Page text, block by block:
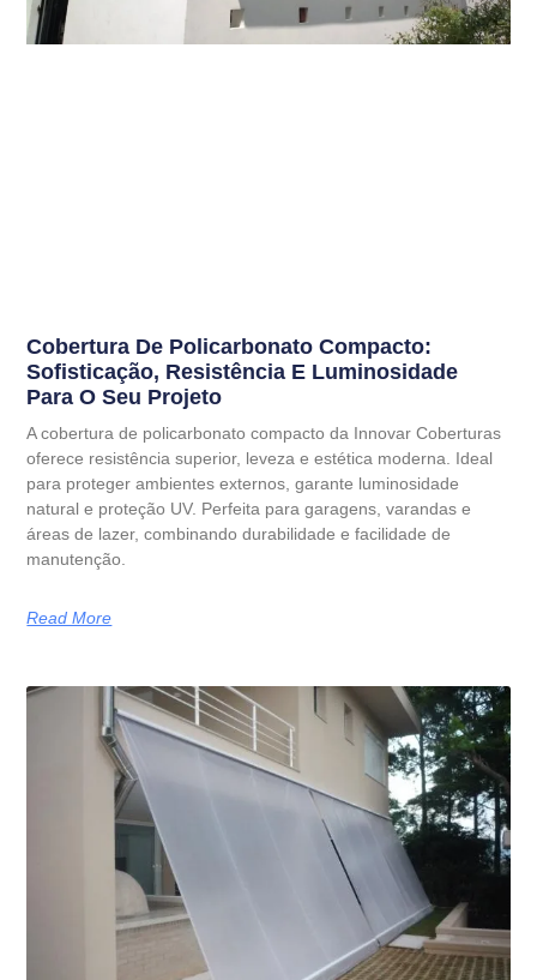
Cobertura De Policarbonato Compacto:
Sofisticação, Resistência E Luminosidade
Para O Seu Projeto
A cobertura de policarbonato compacto da Innovar Coberturas
oferece resistência superior, leveza e estética moderna. Ideal
para proteger ambientes externos, garante luminosidade
natural e proteção UV. Perfeita para garagens, varandas e
áreas de lazer, combinando durabilidade e facilidade de
manutenção.
Read More